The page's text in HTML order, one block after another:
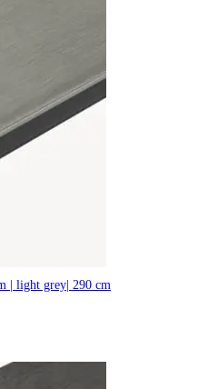
| light grey| 290 cm